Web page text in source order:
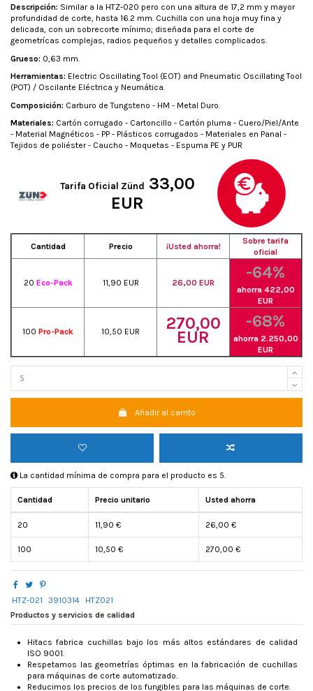
Descripción: Similar a la HTZ-020 pero con una altura de 17,2 mm y mayor
profundidad de corte, hasta 16.2 mm. Cuchilla con una hoja muy fina y
delicada, con un sobrecorte mínimo; diseñada para el corte de
geometrícas complejas, radios pequeños y detalles complicados.
Grueso: 0,63 mm.
Herramientas: Electric Oscillating Tool (EOT) and Pneumatic Oscillating Tool
(POT) / Oscilante Eléctrica y Neumática.
Composición: Carburo de Tungsteno - HM - Metal Duro.
Materiales: Cartón corrugado - Cartoncillo - Cartón pluma - Cuero/Piel/Ante
- Material Magnéticos - PP - Plásticos corrugados - Materiales en Panal -
Tejidos de poliéster - Caucho - Moquetas - Espuma PE y PUR
Tarifa Oficial Zünd
33,00
EUR
Cantidad Precio ¡Usted ahorra!
Sobre tarifa
oficial
20 Eco-Pack 11,90 EUR 26,00 EUR
-64%
ahorra 422,00
EUR
100 Pro-Pack 10,50 EUR 270,00
EUR
-68%
ahorra 2.250,00
EUR
Añadir al carrito
La cantidad mínima de compra para el producto es 5.
Cantidad Precio unitario Usted ahorra
20 11,90 € 26,00 €
100 10,50 € 270,00 €
HTZ-021 3910314
HTZ021
Productos y servicios de calidad
Hitacs fabrica cuchillas bajo los más altos estándares de calidad
ISO 9001.
Respetamos las geometrías óptimas en la fabricación de cuchillas
para máquinas de corte automatizado.
Reducimos los precios de los fungibles para las máquinas de corte.